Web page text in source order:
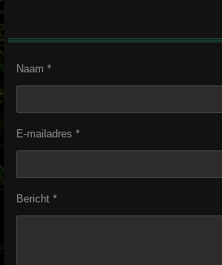
Naam *
E-mailadres *
Bericht *